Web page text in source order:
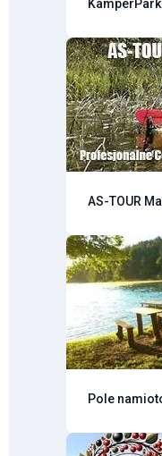
AS-TOUR
Pole